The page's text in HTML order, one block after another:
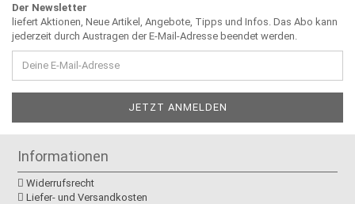
Der Newsletter
liefert Aktionen, Neue Artikel, Angebote, Tipps und Infos. Das Abo kann
jederzeit durch Austragen der E-Mail-Adresse beendet werden.
Informationen
Widerrufsrecht
Liefer- und Versandkosten